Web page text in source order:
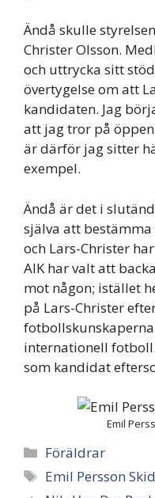
Ändå skulle
Christer Olsson.
och uttrycka sitt
övertygelse om att
kandidaten. Jag
att jag tror på
är därför jag sitter
exempel.
Ändå är det i
själva att
och Lars-Christer
AIK har valt att
mot någon; istället
på Lars-Christer
internationell
som kandidat
Emil
Categories
Föräldrar
Tags
Emil Persson